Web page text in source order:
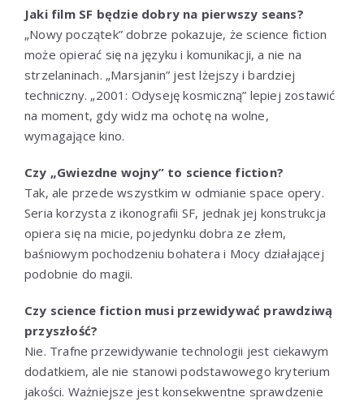
Jaki film SF będzie dobry na pierwszy seans?
„Nowy początek” dobrze pokazuje, że science fiction
może opierać się na języku i komunikacji, a nie na
strzelaninach. „Marsjanin” jest lżejszy i bardziej
techniczny. „2001: Odyseję kosmiczną” lepiej zostawić
na moment, gdy widz ma ochotę na wolne,
wymagające kino.
Czy „Gwiezdne wojny” to science fiction?
Tak, ale przede wszystkim w odmianie space opery.
Seria korzysta z ikonografii SF, jednak jej konstrukcja
opiera się na micie, pojedynku dobra ze złem,
baśniowym pochodzeniu bohatera i Mocy działającej
podobnie do magii.
Czy science fiction musi przewidywać prawdziwą
przyszłość?
Nie. Trafne przewidywanie technologii jest ciekawym
dodatkiem, ale nie stanowi podstawowego kryterium
jakości. Ważniejsze jest konsekwentne sprawdzenie